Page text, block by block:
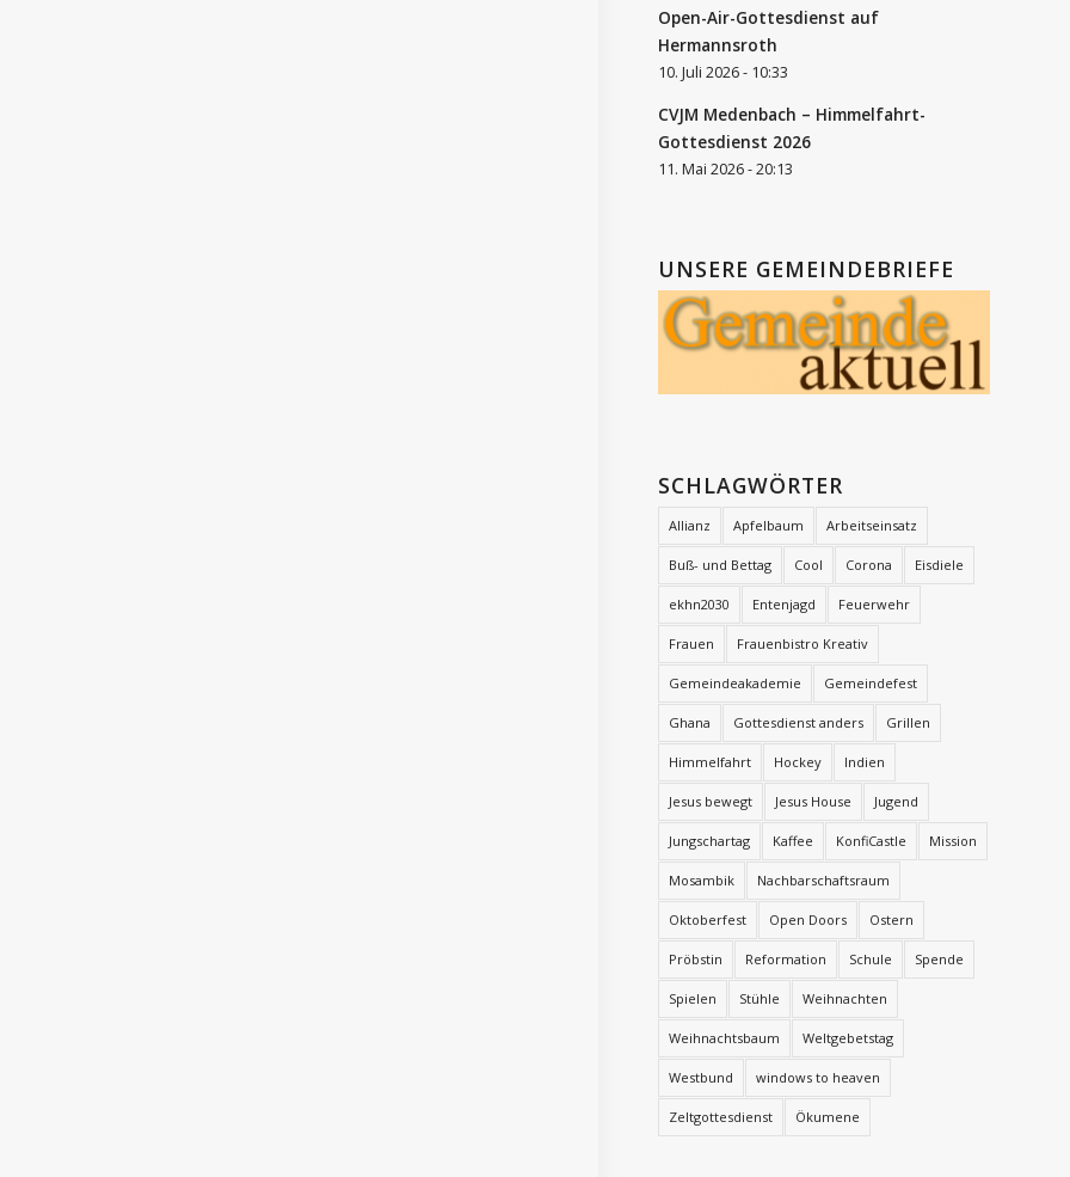
Open-Air-Gottesdienst auf
Hermannsroth
10. Juli 2026 - 10:33
CVJM Medenbach – Himmelfahrt-
Gottesdienst 2026
11. Mai 2026 - 20:13
UNSERE GEMEINDEBRIEFE
SCHLAGWÖRTER
Allianz Apfelbaum Arbeitseinsatz
Buß- und Bettag Cool Corona Eisdiele
ekhn2030 Entenjagd Feuerwehr
Frauen Frauenbistro Kreativ
Gemeindeakademie Gemeindefest
Ghana Gottesdienst anders Grillen
Himmelfahrt Hockey Indien
Jesus bewegt Jesus House Jugend
Jungschartag Kaffee KonfiCastle Mission
Mosambik Nachbarschaftsraum
Oktoberfest Open Doors Ostern
Pröbstin Reformation Schule Spende
Spielen Stühle Weihnachten
Weihnachtsbaum Weltgebetstag
Westbund windows to heaven
Zeltgottesdienst Ökumene